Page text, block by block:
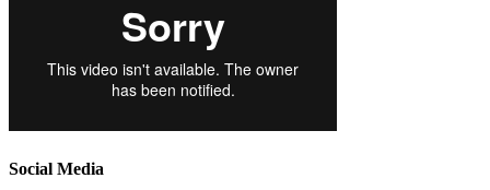
Social Media